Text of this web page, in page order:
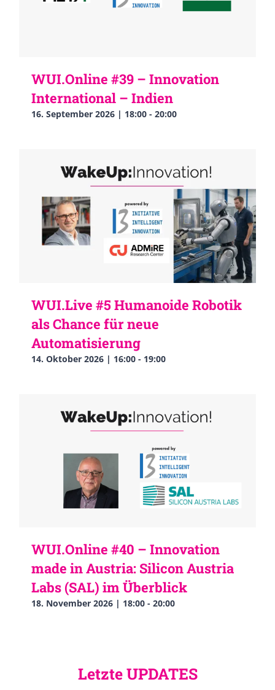
WUI.Online #39 – Innovation
International – Indien
16. September 2026 | 18:00 - 20:00
WUI.Live #5 Humanoide Robotik
als Chance für neue
Automatisierung
14. Oktober 2026 | 16:00 - 19:00
WUI.Online #40 – Innovation
made in Austria: Silicon Austria
Labs (SAL) im Überblick
18. November 2026 | 18:00 - 20:00
Letzte UPDATES